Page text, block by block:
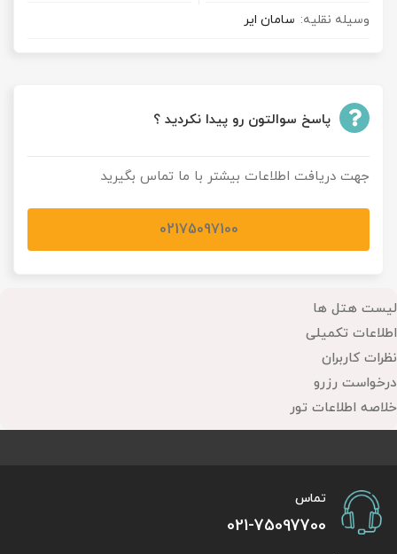
لیست هتل ها
اطلاعات تکمیلی
نظرات کاربران
درخواست رزرو
خلاصه اطلاعات تور
وسیله نقلیه: سامان ایر
پاسخ سوالتون رو پیدا نکردید ؟
جهت دریافت اطلاعات بیشتر با ما تماس بگیرید
02175097100
تماس
021-75097700